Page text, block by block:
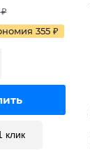
₽
355 ₽
клик